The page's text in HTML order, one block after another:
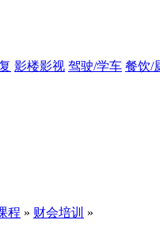
影楼影视 驾驶/学车 餐饮/
程 » 财会培训 »